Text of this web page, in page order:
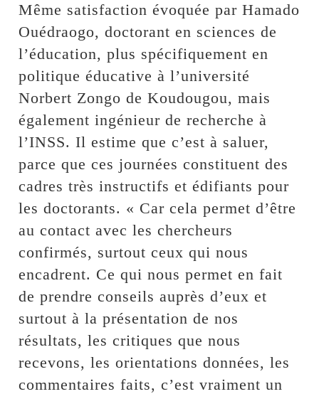
Même satisfaction évoquée par Hamado
Ouédraogo, doctorant en sciences de
l’éducation, plus spécifiquement en
politique éducative à l’université
Norbert Zongo de Koudougou, mais
également ingénieur de recherche à
l’INSS. Il estime que c’est à saluer,
parce que ces journées constituent des
cadres très instructifs et édifiants pour
les doctorants. « Car cela permet d’être
au contact avec les chercheurs
confirmés, surtout ceux qui nous
encadrent. Ce qui nous permet en fait
de prendre conseils auprès d’eux et
surtout à la présentation de nos
résultats, les critiques que nous
recevons, les orientations données, les
commentaires faits, c’est vraiment un